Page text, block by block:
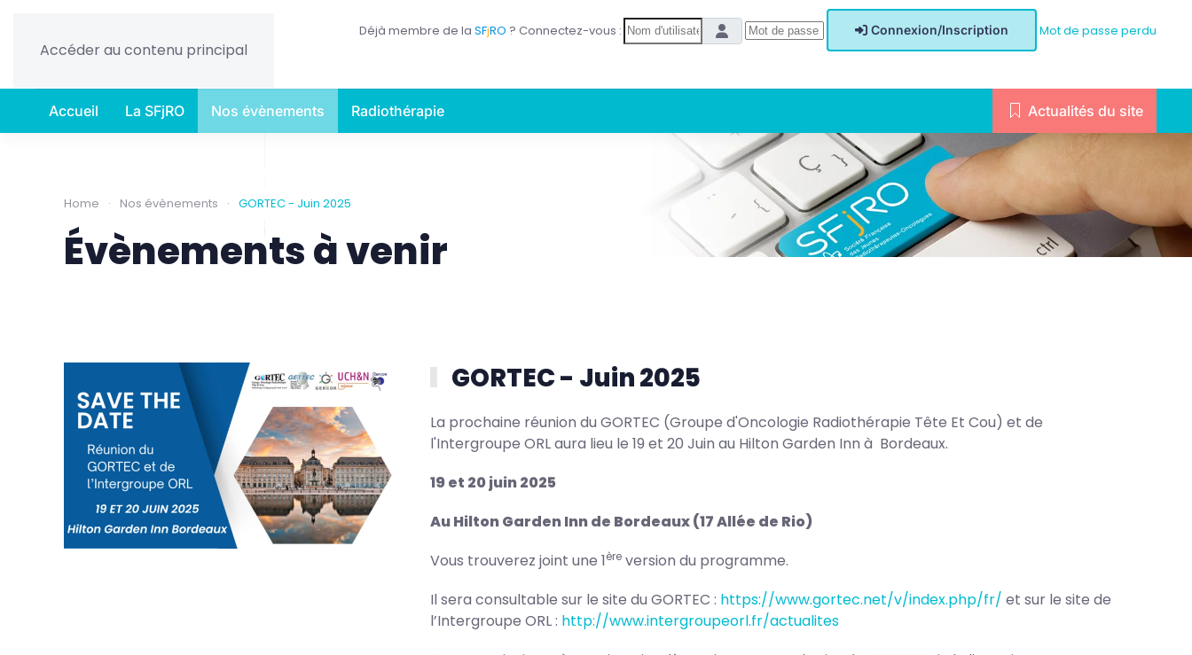
Accéder au contenu principal
Déjà membre de la SFjRO ? Connectez-vous : Nom d'utilisateur Connexion/Inscription Mot de passe perdu
Accueil La SFjRO Nos évènements Radiothérapie Actualités du site
Home Nos évènements GORTEC - Juin 2025
Évènements à venir
GORTEC - Juin 2025
La prochaine réunion du GORTEC (Groupe d'Oncologie Radiothérapie Tête Et Cou) et de
l'Intergroupe ORL aura lieu le 19 et 20 Juin au Hilton Garden Inn à Bordeaux.
19 et 20 juin 2025
Au Hilton Garden Inn de Bordeaux(17 Allée de Rio)
Vous trouverez joint une 1ère version du programme.
Il sera consultable sur le site du GORTEC : https://www.gortec.net/v/index.php/fr/ et sur le site de
l’Intergroupe ORL : http://www.intergroupeorl.fr/actualites